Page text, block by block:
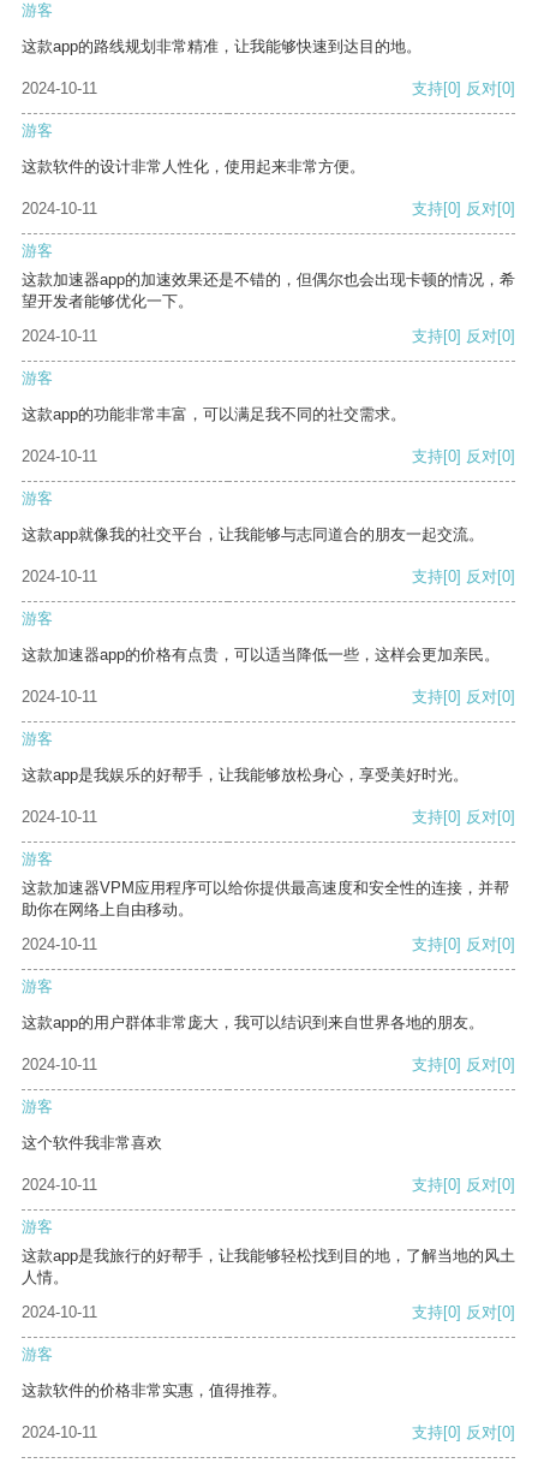
游客
这款app的路线规划非常精准，让我能够快速到达目的地。
2024-10-11 支持[0] 反对[0]
游客
这款软件的设计非常人性化，使用起来非常方便。
2024-10-11 支持[0] 反对[0]
游客
这款加速器app的加速效果还是不错的，但偶尔也会出现卡顿的情况，希
望开发者能够优化一下。
2024-10-11
支持[0] 反对[0]
游客
这款app的功能非常丰富，可以满足我不同的社交需求。
2024-10-11 支持[0] 反对[0]
游客
这款app就像我的社交平台，让我能够与志同道合的朋友一起交流。
2024-10-11 支持[0] 反对[0]
游客
这款加速器app的价格有点贵，可以适当降低一些，这样会更加亲民。
2024-10-11 支持[0] 反对[0]
游客
这款app是我娱乐的好帮手，让我能够放松身心，享受美好时光。
2024-10-11 支持[0] 反对[0]
游客
这款加速器VPM应用程序可以给你提供最高速度和安全性的连接，并帮
助你在网络上自由移动。
2024-10-11
支持[0] 反对[0]
游客
这款app的用户群体非常庞大，我可以结识到来自世界各地的朋友。
2024-10-11 支持[0] 反对[0]
游客
这个软件我非常喜欢
2024-10-11 支持[0] 反对[0]
游客
这款app是我旅行的好帮手，让我能够轻松找到目的地，了解当地的风土
人情。
2024-10-11
支持[0] 反对[0]
游客
这款软件的价格非常实惠，值得推荐。
2024-10-11 支持[0] 反对[0]